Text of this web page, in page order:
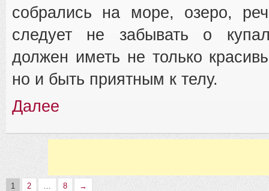
собрались на море, озеро,
следует не забывать о
должен иметь не только
но и быть приятным к телу.
Далее
1 2 8 →